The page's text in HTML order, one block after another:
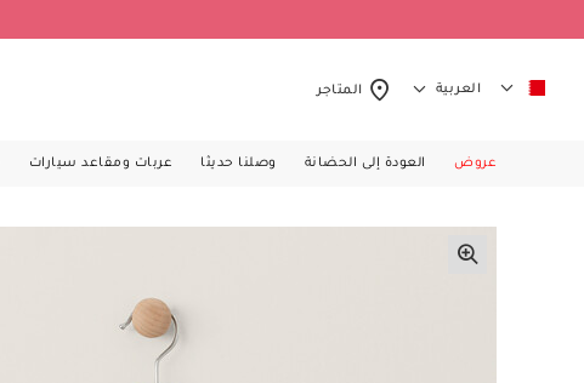
العربية المتاجر
عروض العودة إلى الحضانة وصلنا حديثا عربات ومقاعد سيارات